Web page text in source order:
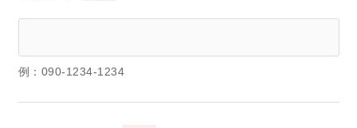
例：090-1234-1234